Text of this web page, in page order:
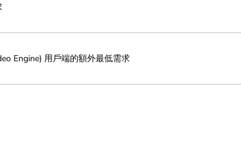
Engine) 用戶端的額外最低需求